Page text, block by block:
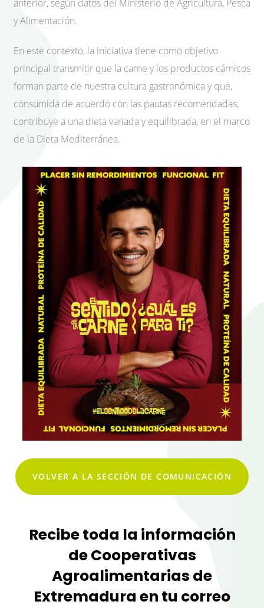
anterior, según datos del Ministerio de Agricultura, Pesca
y Alimentación.
En este contexto, la iniciativa tiene como objetivo
principal transmitir que la carne y los productos cárnicos
forman parte de nuestra cultura gastronómica y que,
consumida de acuerdo con las pautas recomendadas,
contribuye a una dieta variada y equilibrada, en el marco
de la Dieta Mediterránea.
VOLVER A LA SECCIÓN DE COMUNICACIÓN
Recibe toda la información
de Cooperativas
Agroalimentarias de
Extremadura en tu correo